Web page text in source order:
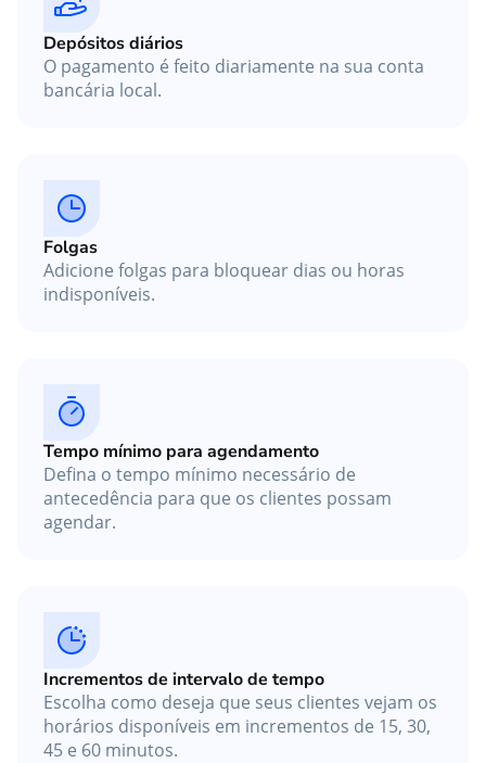
Depósitos diários
O pagamento é feito diariamente na sua conta
bancária local.
Folgas
Adicione folgas para bloquear dias ou horas
indisponíveis.
Tempo mínimo para agendamento
Defina o tempo mínimo necessário de
antecedência para que os clientes possam
agendar.
Incrementos de intervalo de tempo
Escolha como deseja que seus clientes vejam os
horários disponíveis em incrementos de 15, 30,
45 e 60 minutos.